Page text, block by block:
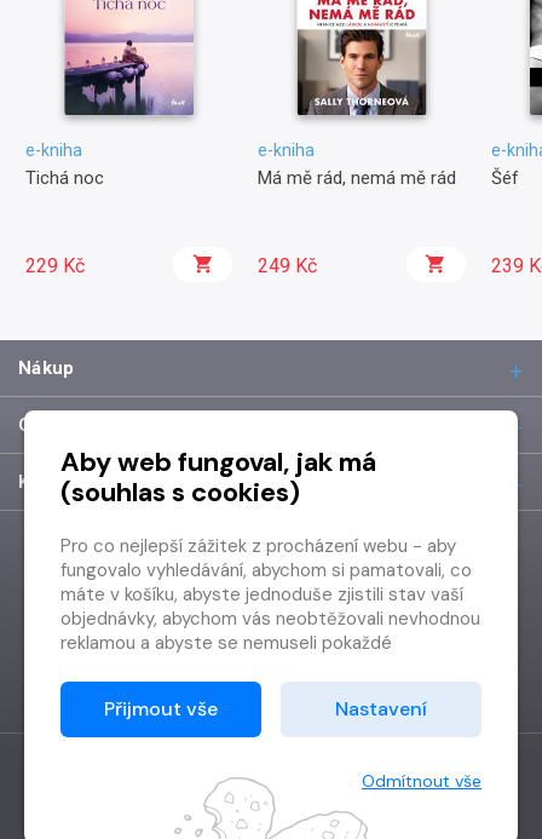
e-kniha
Tichá noc
229 Kč
e-kniha
Má mě rád, nemá mě rád
249 Kč
e-
Šéf
239
Nákup
O společnosti
Kontakt
Vytvořilo Grand IT s.r.o.
Aby web fungoval, jak má
(souhlas s cookies)
Pro co nejlepší zážitek z procházení webu - aby
fungovalo vyhledávání, abychom si pamatovali, co
máte v košíku, abyste jednoduše zjistili stav vaší
objednávky, abychom vás neobtěžovali nevhodnou
reklamou a abyste se nemuseli pokaždé
Proto od vás potřebujeme souhlas se
zpracováním souborů cookies
Děkujeme, že nám ho dáte a pomůžete nám tak
Přijmout vše Nastavení
Odmítnout vše